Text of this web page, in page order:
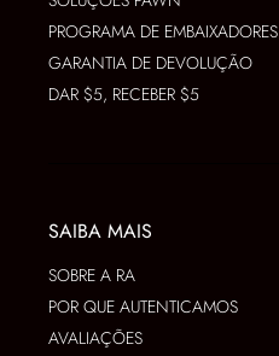
PROGRAMA DE EMBAIXADORES
GARANTIA DE DEVOLUÇÃO
DAR $5, RECEBER $5
SAIBA MAIS
SOBRE A RA
POR QUE AUTENTICAMOS
AVALIAÇÕES